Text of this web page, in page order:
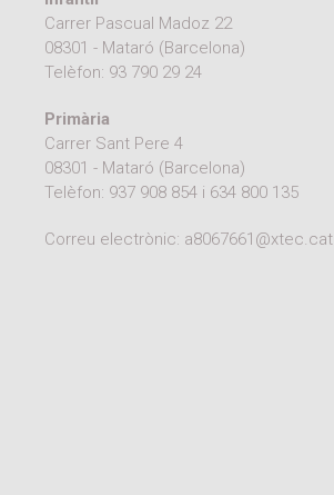
Carrer Pascual Madoz 22
08301 - Mataró (Barcelona)
Telèfon: 93 790 29 24
Primària
Carrer Sant Pere 4
08301 - Mataró (Barcelona)
Telèfon: 937 908 854 i 634 800 135
Correu electrònic: a8067661@xtec.cat